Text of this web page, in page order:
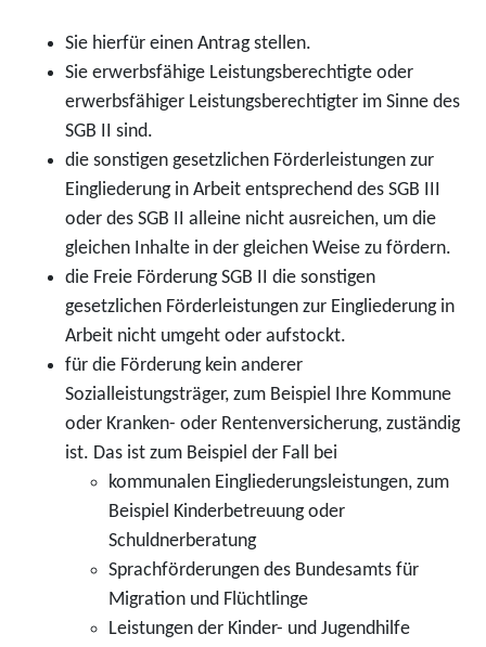
Sie hierfür einen Antrag stellen.
Sie erwerbsfähige Leistungsberechtigte oder
erwerbsfähiger Leistungsberechtigter im Sinne des
SGB II sind.
die sonstigen gesetzlichen Förderleistungen zur
Eingliederung in Arbeit entsprechend des SGB III
oder des SGB II alleine nicht ausreichen, um die
gleichen Inhalte in der gleichen Weise zu fördern.
die Freie Förderung SGB II die sonstigen
gesetzlichen Förderleistungen zur Eingliederung in
Arbeit nicht umgeht oder aufstockt.
für die Förderung kein anderer
Sozialleistungsträger, zum Beispiel Ihre Kommune
oder Kranken- oder Rentenversicherung, zuständig
ist. Das ist zum Beispiel der Fall bei
kommunalen Eingliederungsleistungen, zum
Beispiel Kinderbetreuung oder
Schuldnerberatung
Sprachförderungen des Bundesamts für
Migration und Flüchtlinge
Leistungen der Kinder- und Jugendhilfe